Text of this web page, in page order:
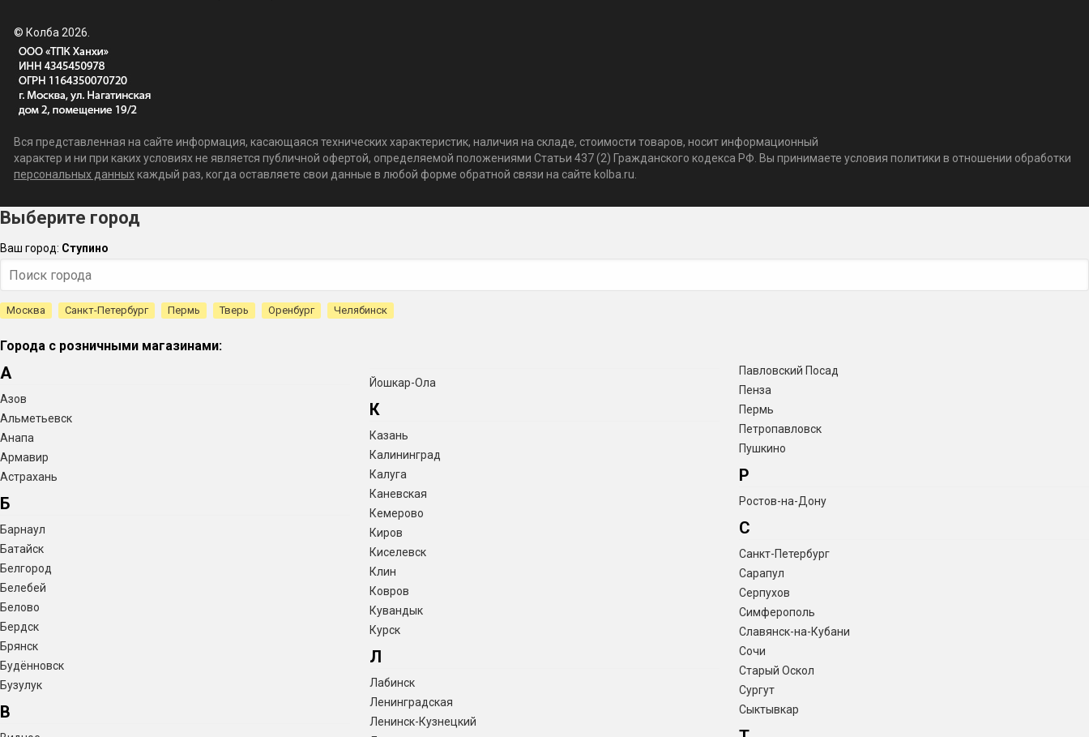
© Колба 2026.
Вся представленная на сайте информация, касающаяся технических характеристик, наличия на складе, стоимости товаров, носит информационный
характер и ни при каких условиях не является публичной офертой, определяемой положениями Статьи 437 (2) Гражданского кодекса РФ. Вы принимаете условия политики в отношении обработки
персональных данныхкаждый раз, когда оставляете свои данные в любой форме обратной связи на сайте kolba.ru.
Выберите город
Ваш город: Ступино
Москва Санкт-Петербург Пермь Тверь Оренбург Челябинск
Города с розничными магазинами:
А
Азов
Альметьевск
Анапа
Армавир
Астрахань
Б
Барнаул
Батайск
Белгород
Белебей
Белово
Бердск
Брянск
Будённовск
Бузулук
В
Йошкар-Ола
К
Казань
Калининград
Калуга
Каневская
Кемерово
Киров
Киселевск
Клин
Ковров
Кувандык
Курск
Л
Лабинск
Ленинградская
Ленинск-Кузнецкий
Павловский Посад
Пенза
Пермь
Петропавловск
Пушкино
Р
Ростов-на-Дону
С
Санкт-Петербург
Сарапул
Серпухов
Симферополь
Славянск-на-Кубани
Сочи
Старый Оскол
Сургут
Сыктывкар